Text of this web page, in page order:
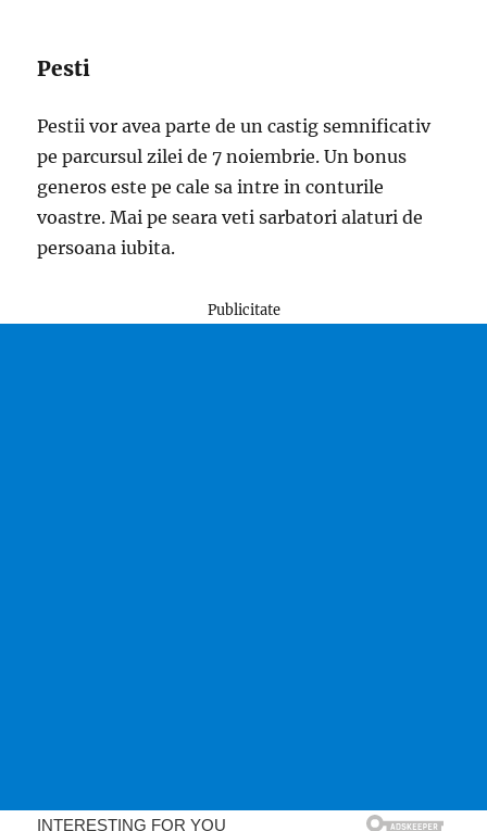
Pesti
Pestii vor avea parte de un castig semnificativ
pe parcursul zilei de 7 noiembrie. Un bonus
generos este pe cale sa intre in conturile
voastre. Mai pe seara veti sarbatori alaturi de
persoana iubita.
Publicitate